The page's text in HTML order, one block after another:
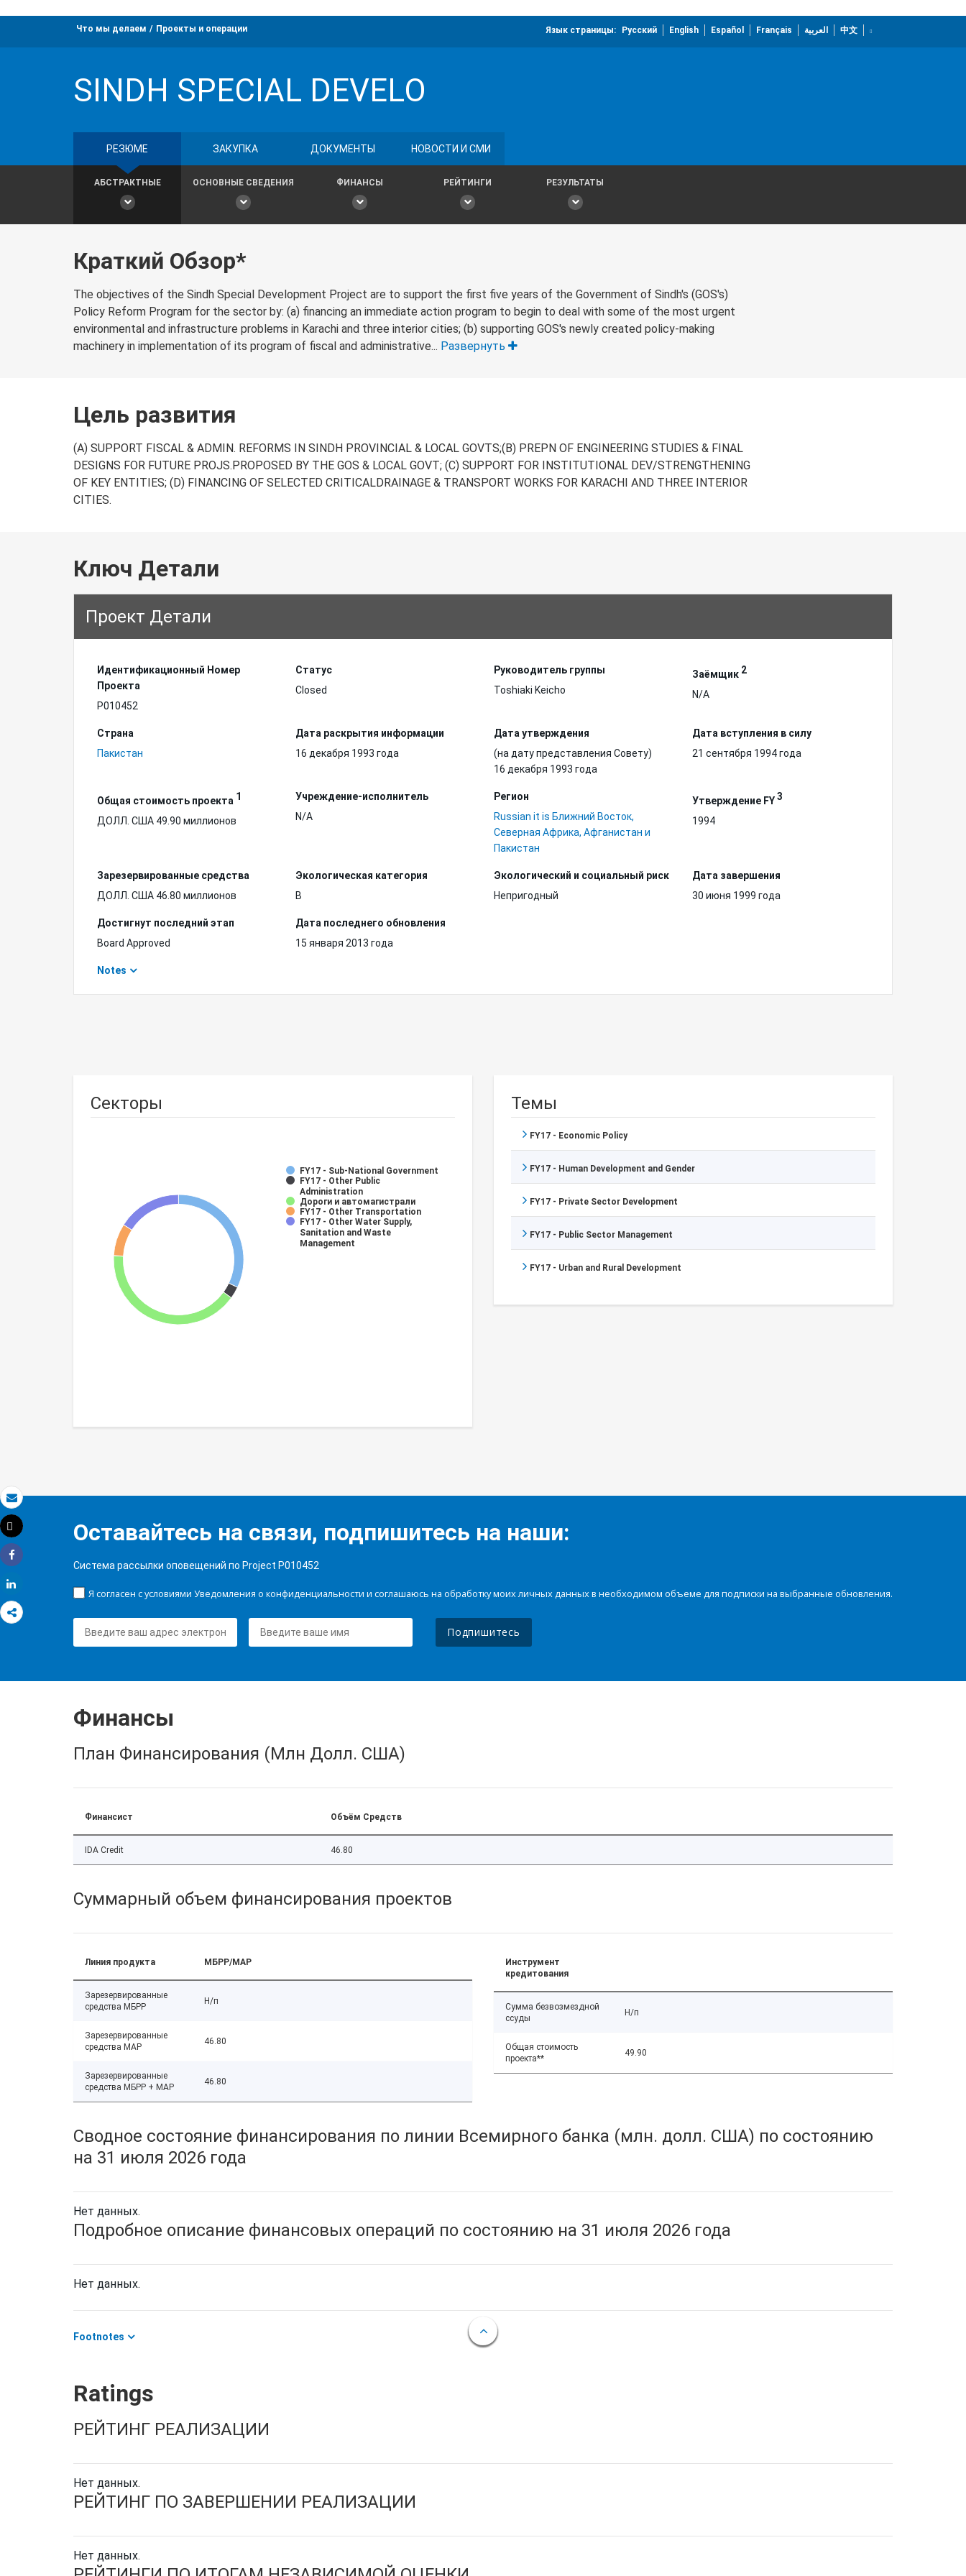
Электронная почта
Распечатать
Tweet
Share
Что мы делаем Проекты и операции Язык страницы: Русский English Español Français العربية 中文
SINDH SPECIAL DEVELO
РЕЗЮМЕ ЗАКУПКА ДОКУМЕНТЫ НОВОСТИ И СМИ
АБСТРАКТНЫЕ ОСНОВНЫЕ СВЕДЕНИЯ ФИНАНСЫ РЕЙТИНГИ РЕЗУЛЬТАТЫ
Краткий Обзор*
The objectives of the Sindh Special Development Project are to support the first five years of the Government of Sindh's (GOS's)
Policy Reform Program for the sector by: (a) financing an immediate action program to begin to deal with some of the most urgent
environmental and infrastructure problems in Karachi and three interior cities; (b) supporting GOS's newly created policy-making
machinery in implementation of its program of fiscal and administrative... Развернуть
Цель развития
(A) SUPPORT FISCAL & ADMIN. REFORMS IN SINDH PROVINCIAL & LOCAL GOVTS;(B) PREPN OF ENGINEERING STUDIES & FINAL
DESIGNS FOR FUTURE PROJS.PROPOSED BY THE GOS & LOCAL GOVT; (C) SUPPORT FOR INSTITUTIONAL DEV/STRENGTHENING
OF KEY ENTITIES; (D) FINANCING OF SELECTED CRITICALDRAINAGE & TRANSPORT WORKS FOR KARACHI AND THREE INTERIOR
CITIES.
Ключ Детали
Проект Детали
Идентификационный Hомер
Проекта
P010452
Статус
Closed
Руководитель группы
Toshiaki Keicho
Заёмщик 2
N/A
Страна
Пакистан
Дата раскрытия информации
16 декабря 1993 года
Дата утверждения
(на дату представления Совету)
16 декабря 1993 года
Дата вступления в силу
21 сентября 1994 года
Общая стоимость проекта 1
ДОЛЛ. США 49.90 миллионов
Учреждение-исполнитель
N/A
Регион
Russian it is Ближний Восток,
Северная Африка, Афганистан и
Пакистан
Утверждение FY3
1994
Зарезервированные средства
ДОЛЛ. США 46.80 миллионов
Экологическая категория
B
Экологический и социальный риск
Непригодный
Дата завершения
30 июня 1999 года
Достигнут последний этап
Board Approved
Дата последнего обновления
15 января 2013 года
Notes
Секторы
FY17 - Sub-National Government
FY17 - Other Public
Administration
Дороги и автомагистрали
FY17 - Other Transportation
FY17 - Other Water Supply,
Sanitation and Waste
Management
Темы
FY17 - Economic Policy
FY17 - Human Development and Gender
FY17 - Private Sector Development
FY17 - Public Sector Management
FY17 - Urban and Rural Development
Оставайтесь на связи, подпишитесь на наши:
Система рассылки оповещений по Project P010452
Я согласен с условиями Уведомления о конфиденциальности и соглашаюсь на обработку моих личных данных в необходимом объеме для подписки на выбранные обновления.
Подпишитесь
Финансы
План Финансирования (Млн Долл. США)
Финансист Объём Средств
IDA Credit 46.80
Суммарный объем финансирования проектов
Линия продукта МБРР/МАР
Зарезервированные
средства МБРР
Н/п
Зарезервированные
средства МАР
46.80
Зарезервированные
средства МБРР + МАР
46.80
Инструмент
кредитования
Сумма безвозмездной
ссуды
Н/п
Общая стоимость
проекта**
49.90
Сводное состояние финансирования по линии Всемирного банка (млн. долл. США) по состоянию
на 31 июля 2026 года
Нет данных.
Подробное описание финансовых операций по состоянию на 31 июля 2026 года
Нет данных.
Footnotes
Ratings
РЕЙТИНГ РЕАЛИЗАЦИИ
Нет данных.
РЕЙТИНГ ПО ЗАВЕРШЕНИИ РЕАЛИЗАЦИИ
Нет данных.